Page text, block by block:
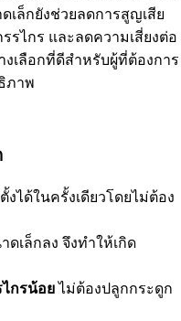
ล็กยังช่วยลดการสูญเสีย
รไกร และลดความเสี่ยงต่อ
เลือกที่ดีสำหรับผู้ที่ต้องการ
ภาพ
งได้ในครั้งเดียวโดยไม่ต้อง
ดเล็กลง จึงทำให้เกิด
กรน้อยไม่ต้องปลูกกระดูก